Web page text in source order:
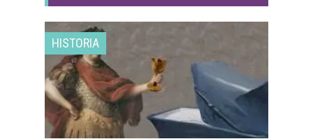
HISTORIA